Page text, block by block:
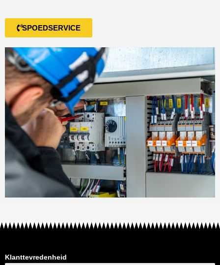
SPOEDSERVICE
Klanttevredenheid